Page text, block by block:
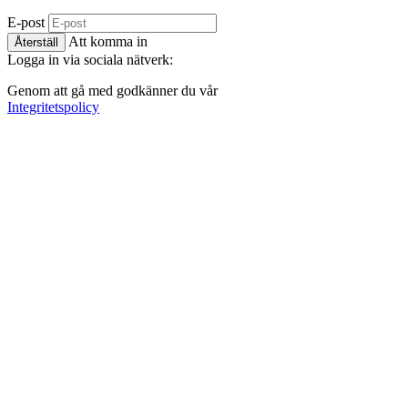
E-post
Återställ
Att komma in
Logga in via sociala nätverk:
Genom att gå med godkänner du vår
Integritetspolicy